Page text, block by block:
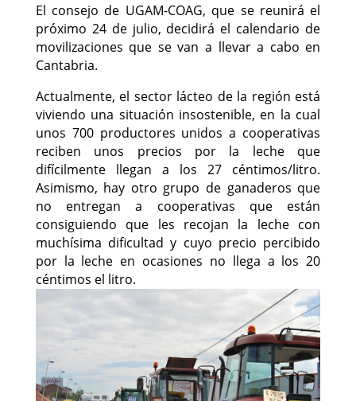
El consejo de UGAM-COAG, que se reunirá el
próximo 24 de julio, decidirá el calendario de
movilizaciones que se van a llevar a cabo en
Cantabria.
Actualmente, el sector lácteo de la región está
viviendo una situación insostenible, en la cual
unos 700 productores unidos a cooperativas
reciben unos precios por la leche que
difícilmente llegan a los 27 céntimos/litro.
Asimismo, hay otro grupo de ganaderos que
no entregan a cooperativas que están
consiguiendo que les recojan la leche con
muchísima dificultad y cuyo precio percibido
por la leche en ocasiones no llega a los 20
céntimos el litro.